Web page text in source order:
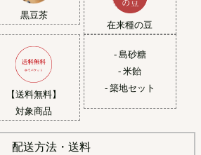
黒豆茶
在来種の豆
【送料無料】
対象商品
- 島砂糖
- 米飴
- 築地セット
配送方法・送料